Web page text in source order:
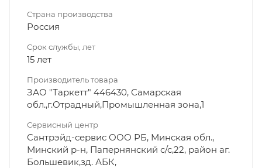
Страна производства
Россия
Срок службы, лет
15 лет
Производитель товара
ЗАО "Таркетт" 446430, Самарская
обл.,г.Отрадный,Промышленная зона,1
Сервисный центр
Сантрэйд-сервис ООО РБ, Минская обл.,
Минский р-н, Папернянский с/с,22, район аг.
Большевик,зд. АБК,